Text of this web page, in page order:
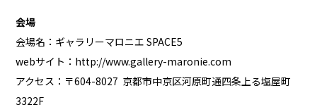
会場
会場名：ギャラリーマロニエ SPACE5
webサイト： http://www.gallery-maronie.com
アクセス：〒604-8027 京都市中京区河原町通四条上る塩屋町
3322F